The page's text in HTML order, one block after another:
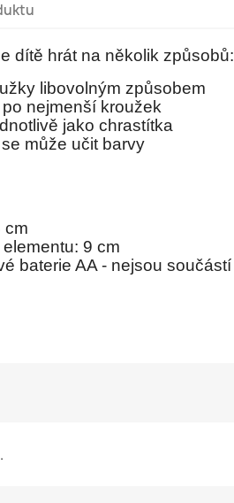
dítě hrát na několik způsobů:
libovolným způsobem
nejmenší kroužek
jako chrastítka
může učit barvy
cm
: 9 cm
baterie AA - nejsou součástí